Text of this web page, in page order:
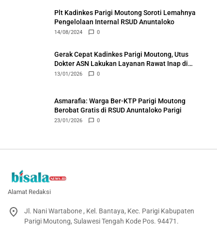
Plt Kadinkes Parigi Moutong Soroti Lemahnya
Pengelolaan Internal RSUD Anuntaloko
14/08/2024 0
Gerak Cepat Kadinkes Parigi Moutong, Utus
Dokter ASN Lakukan Layanan Rawat Inap di
Puskesmas Ongka
13/01/2026 0
Asmarafia: Warga Ber-KTP Parigi Moutong
Berobat Gratis di RSUD Anuntaloko Parigi
23/01/2026 0
Alamat Redaksi
Jl. Nani Wartabone , Kel. Bantaya, Kec. Parigi Kabupaten
Parigi Moutong, Sulawesi Tengah Kode Pos. 94471.